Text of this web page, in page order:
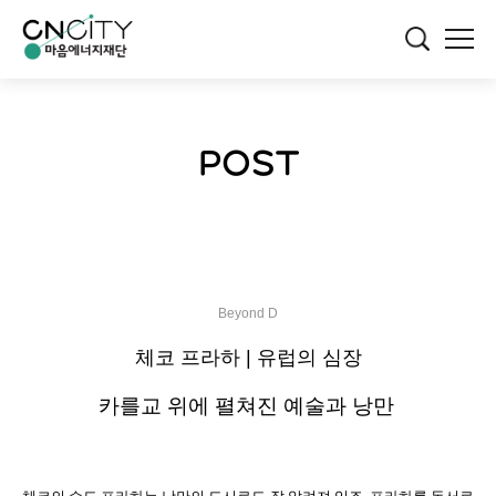
POST
Beyond D
체코 프라하 | 유럽의 심장
카를교 위에 펼쳐진 예술과 낭만